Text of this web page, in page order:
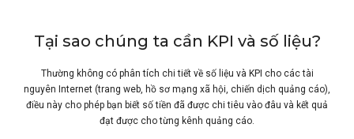
Tại sao chúng ta cần KPI và số liệu?
Thường không có phân tích chi tiết về số liệu và KPI cho các tài
nguyên Internet (trang web, hồ sơ mạng xã hội, chiến dịch quảng cáo),
điều này cho phép bạn biết số tiền đã được chi tiêu vào đâu và kết quả
đạt được cho từng kênh quảng cáo.